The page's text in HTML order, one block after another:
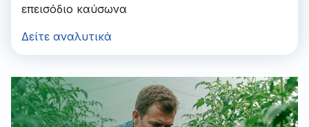
επεισόδιο καύσωνα
Δείτε αναλυτικά